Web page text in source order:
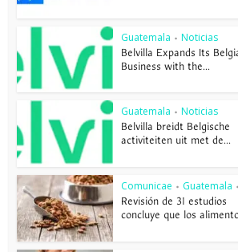
Guatemala • Noticias
Belvilla Expands Its
Business with the...
Guatemala • Noticias
Belvilla breidt Belgische
activiteiten uit met de...
Comunicae • Guatemala •
Revisión de 31 estudios
concluye que los